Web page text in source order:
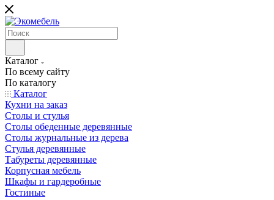
Каталог
По всему сайту
По каталогу
Каталог
Кухни на заказ
Столы и стулья
Столы обеденные деревянные
Столы журнальные из дерева
Стулья деревянные
Табуреты деревянные
Корпусная мебель
Шкафы и гардеробные
Гостиные